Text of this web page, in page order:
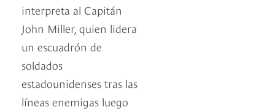
interpreta al Capitán
John Miller, quien lidera
un escuadrón de
soldados
estadounidenses tras las
líneas enemigas luego